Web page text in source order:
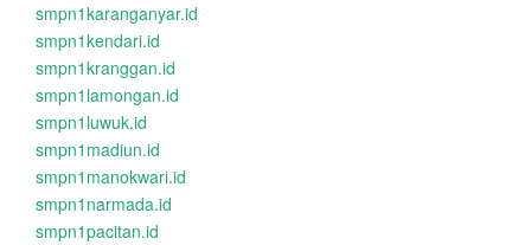
smpn1karanganyar.id
smpn1kendari.id
smpn1kranggan.id
smpn1lamongan.id
smpn1luwuk.id
smpn1madiun.id
smpn1manokwari.id
smpn1narmada.id
smpn1pacitan.id